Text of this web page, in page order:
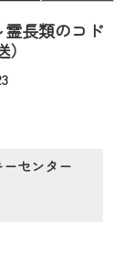
長類のコド
センター
の地域
、いつ
域情報